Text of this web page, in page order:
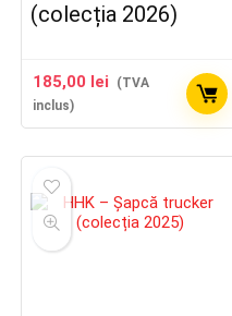
(colecția 2026)
185,00 lei
(TVA
inclus)